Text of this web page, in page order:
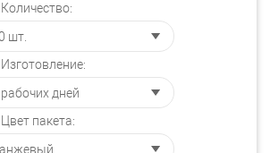
Количество:
Изготовление:
Цвет пакета: